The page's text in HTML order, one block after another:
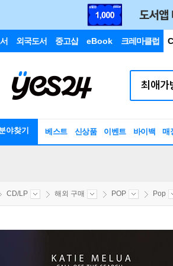
외국도서 중고샵 eBook 크레마클럽
야찾기 베스트 신상품 이벤트 바이백 매
CD/LP 해외 구매 POP Pop